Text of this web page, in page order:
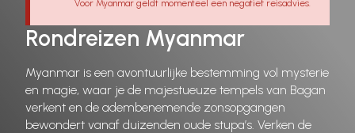
Voor Myanmar geldt momenteel een negatief reisadvies.
Rondreizen Myanmar
Myanmar is een avontuurlijke bestemming vol mysterie
en magie, waar je de majestueuze tempels van Bagan
verkent en de adembenemende zonsopgangen
bewondert vanaf duizenden oude stupa’s. Verken de